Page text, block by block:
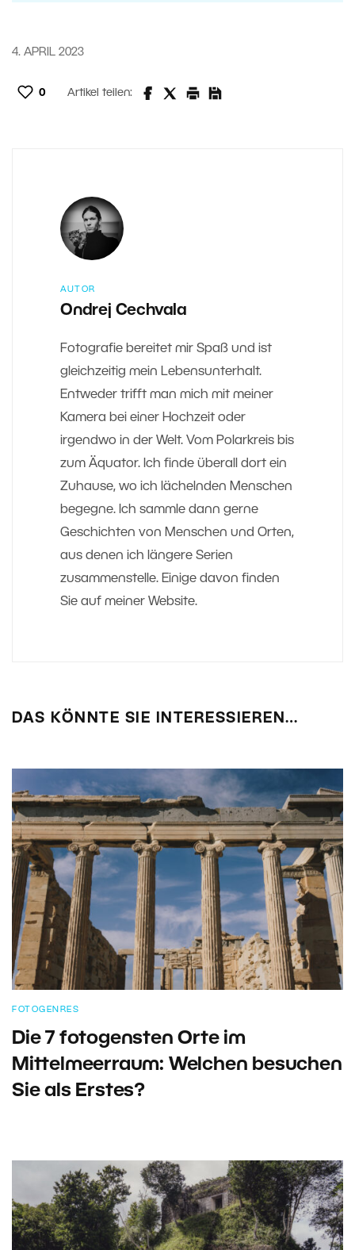
4. APRIL 2023
0 Artikel teilen:
AUTOR
Ondrej Cechvala
Fotografie bereitet mir Spaß und ist
gleichzeitig mein Lebensunterhalt.
Entweder trifft man mich mit meiner
Kamera bei einer Hochzeit oder
irgendwo in der Welt. Vom Polarkreis bis
zum Äquator. Ich finde überall dort ein
Zuhause, wo ich lächelnden Menschen
begegne. Ich sammle dann gerne
Geschichten von Menschen und Orten,
aus denen ich längere Serien
zusammenstelle. Einige davon finden
Sie auf meiner Website.
DAS KÖNNTE SIE INTERESSIEREN…
FOTOGENRES
Die 7 fotogensten Orte im
Mittelmeerraum: Welchen besuchen
Sie als Erstes?